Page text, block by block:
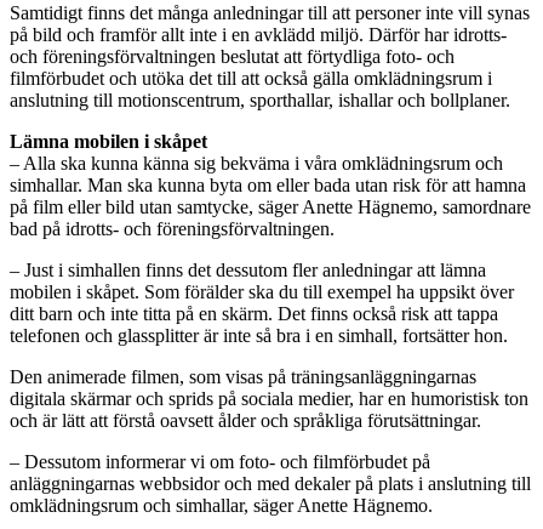
Samtidigt finns det många anledningar till att personer inte vill synas
på bild och framför allt inte i en avklädd miljö. Därför har idrotts-
och föreningsförvaltningen beslutat att förtydliga foto- och
filmförbudet och utöka det till att också gälla omklädningsrum i
anslutning till motionscentrum, sporthallar, ishallar och bollplaner.
Lämna mobilen i skåpet
– Alla ska kunna känna sig bekväma i våra omklädningsrum och
simhallar. Man ska kunna byta om eller bada utan risk för att hamna
på film eller bild utan samtycke, säger Anette Hägnemo, samordnare
bad på idrotts- och föreningsförvaltningen.
– Just i simhallen finns det dessutom fler anledningar att lämna
mobilen i skåpet. Som förälder ska du till exempel ha uppsikt över
ditt barn och inte titta på en skärm. Det finns också risk att tappa
telefonen och glassplitter är inte så bra i en simhall, fortsätter hon.
Den animerade filmen, som visas på träningsanläggningarnas
digitala skärmar och sprids på sociala medier, har en humoristisk ton
och är lätt att förstå oavsett ålder och språkliga förutsättningar.
– Dessutom informerar vi om foto- och filmförbudet på
anläggningarnas webbsidor och med dekaler på plats i anslutning till
omklädningsrum och simhallar, säger Anette Hägnemo.